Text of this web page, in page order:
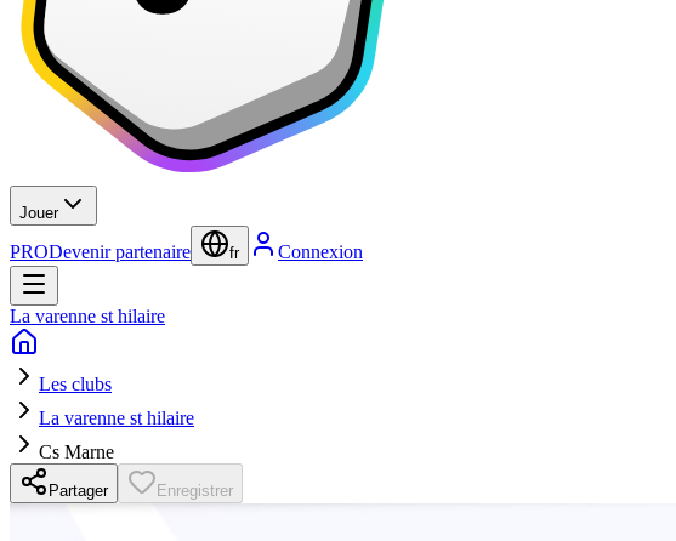
Jouer
PRODevenir partenaire fr Connexion
La varenne st hilaire
Les clubs
La varenne st hilaire
Cs Marne
Partager Enregistrer